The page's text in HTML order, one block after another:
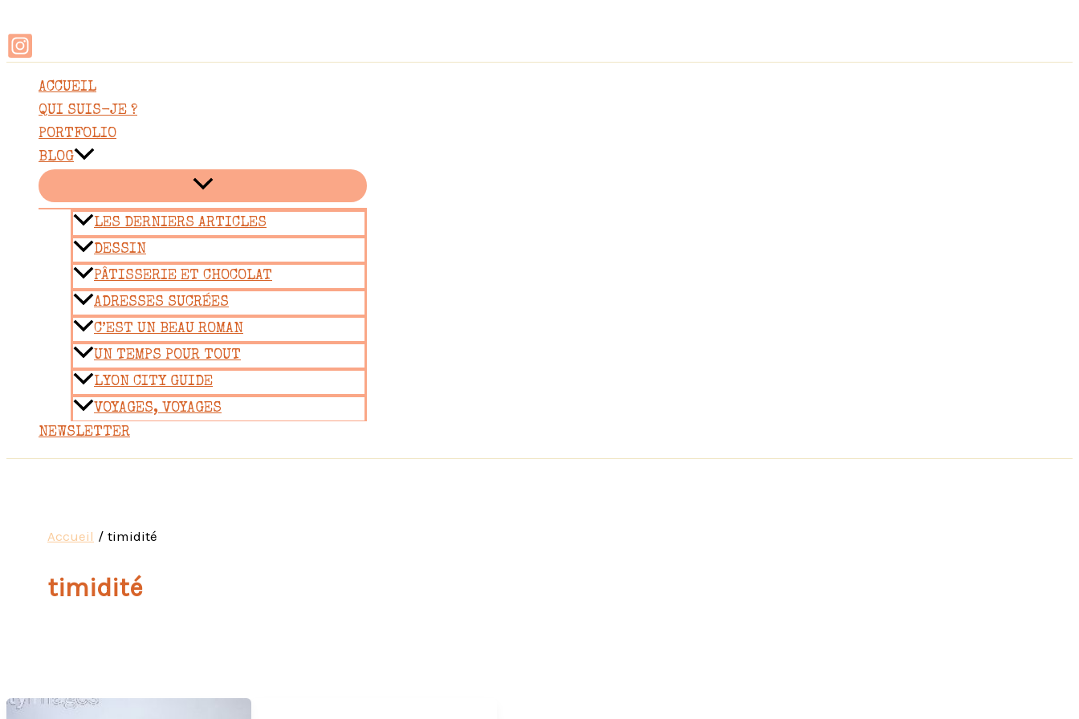
au
contenu
ACCUEIL
QUI SUIS-JE ?
PORTFOLIO
BLOG
LES DERNIERS ARTICLES
DESSIN
PÂTISSERIE ET CHOCOLAT
ADRESSES SUCRÉES
C’EST UN BEAU ROMAN
UN TEMPS POUR TOUT
LYON CITY GUIDE
VOYAGES, VOYAGES
NEWSLETTER
Accueil timidité
timidité